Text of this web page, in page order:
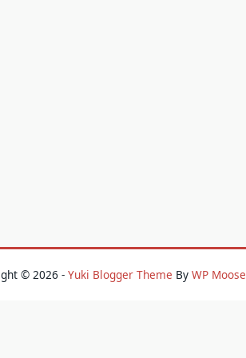
© 2026 - Yuki Blogger Theme By WP Moose